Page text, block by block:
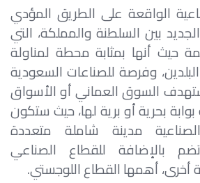
الواقعة على الطريق المؤدي
بين السلطنة والمملكة، التي
أنها بمثابة محطة لمناولة
البلدين، وفرصة للصناعات السعودية
السوق العماني أو الأسواق
بحرية أو برية لها، حيث ستكون
مدينة شاملة متعددة
بالإضافة للقطاع الصناعي
أخرى، أهمها القطاع اللوجستي.